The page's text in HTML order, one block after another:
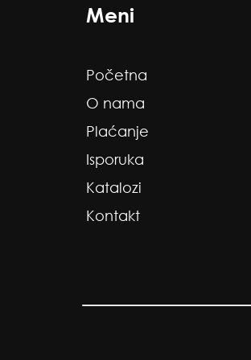
Meni
Početna
O nama
Plaćanje
Isporuka
Katalozi
Kontakt